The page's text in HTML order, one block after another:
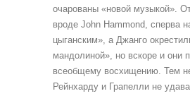
очарованы «новой музыкой».
вроде John Hammond, сперва
цыганским», а Джанго
мандолиной», но вскоре и они
всеобщему восхищению. Тем
Рейнхарду и Грапелли не